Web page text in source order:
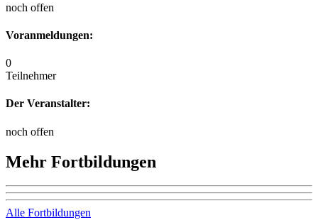
noch offen
Voranmeldungen:
0
Teilnehmer
Der Veranstalter:
noch offen
Mehr Fortbildungen
Alle Fortbildungen